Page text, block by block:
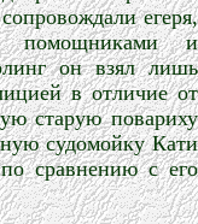
егеря,
помощниками и
он взял лишь
в отличие от
старую повариху
судомойку Кати
сравнению с его